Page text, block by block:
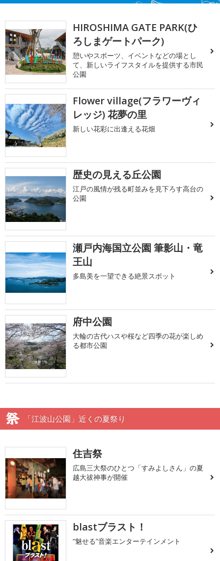
HIROSHIMA GATE PARK(ひ
ろしまゲートパーク)
憩いやスポーツ、イベントなどの場とし
て、新しいライフスタイルを提供する市民
公園
Flower village(フラワーヴィ
レッジ) 花夢の里
新しい花彩に出逢える花畑
歴史の見える丘公園
江戸の風情が残る町並みを見下ろす高台の
公園
瀬戸内海国立公園 筆影山・竜
王山
多島美を一望できる絶景スポット
府中公園
大輪の古代ハスや桜など四季の花が楽しめ
る都市公園
「江波山公園」近くの夏祭り
住吉祭
広島三大祭のひとつ「すみよしさん」の夏
越大祓神事が開催
blastブラスト！
“魅せる”音楽エンターテインメント